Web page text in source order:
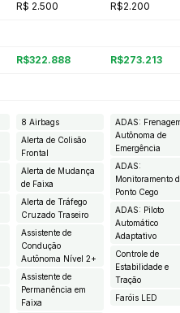
R$ 2.500 R$2.200
R$322.888 R$273.213
8 Airbags
Alerta de Colisão
Frontal
Alerta de Mudança
de Faixa
Alerta de Tráfego
Cruzado Traseiro
Assistente de
Condução
Autônoma Nível 2+
Assistente de
Permanência em
Faixa
ADAS:
Autônoma de
Emergência
ADAS:
Monitoramento
Ponto Cego
ADAS: Piloto
Automático
Adaptativo
Controle de
Estabilidade e
Tração
Faróis LED